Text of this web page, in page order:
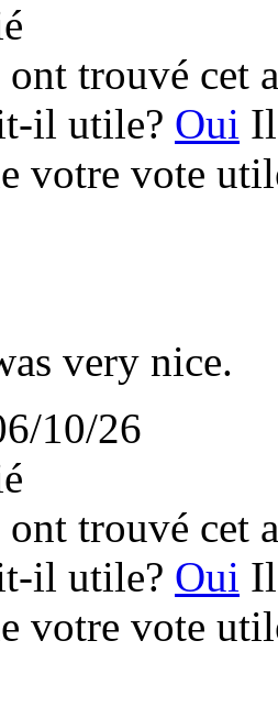
ont trouvé cet
il utile? Oui
votre vote
very nice.
10/26
ont trouvé cet
il utile? Oui
votre vote